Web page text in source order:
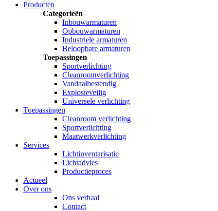
Producten
Categorieën
Inbouwarmaturen
Opbouwarmaturen
Industriele armaturen
Beloopbare armaturen
Toepassingen
Sportverlichting
Cleanroomverlichting
Vandaalbestendig
Explosieveilig
Universele verlichting
Toepassingen
Cleanroom verlichting
Sportverlichting
Maatwerkverlichting
Services
Lichtinventarisatie
Lichtadvies
Productieproces
Actueel
Over ons
Ons verhaal
Contact